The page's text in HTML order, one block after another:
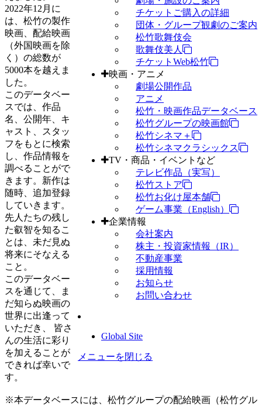
チケットご購入の詳細
団体・グループ観劇のご案内
松竹歌舞伎会
歌舞伎美人
チケットWeb松竹
映画・アニメ
劇場公開作品
アニメ
松竹・映画作品データベース
松竹グループの映画館
松竹シネマ＋
松竹シネマクラシックス
TV・商品・イベントなど
テレビ作品（実写）
松竹ストア
松竹お化け屋本舗
ゲーム事業（English）
企業情報
会社案内
株主・投資家情報（IR）
不動産事業
採用情報
お知らせ
お問い合わせ
Global Site
メニューを閉じる
2022年12月に
は、松竹の製作
映画、配給映画
（外国映画を除
く）の総数が
5000本を越えま
した。
このデータベー
スでは、作品
名、公開年、キ
ャスト、スタッ
フをもとに検索
し、作品情報を
調べることがで
きます。新作は
随時、追加登録
していきます。
先人たちの残し
た叡智を知るこ
とは、未だ見ぬ
将来にそなえる
こと。
このデータベー
スを通じて、ま
だ知らぬ映画の
世界に出逢って
いただき、 皆さ
んの生活に彩り
を加えることが
できれば幸いで
す。
※本データベースには、松竹グループの配給映画（松竹グル